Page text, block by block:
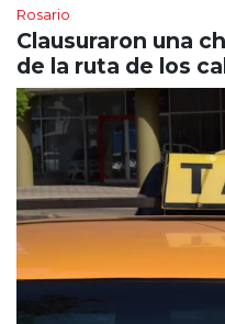
Rosario
Clausuraron una
de la ruta de los